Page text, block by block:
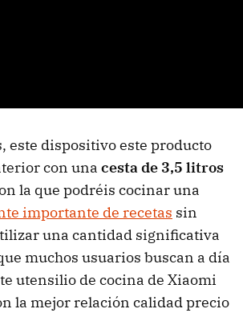
este dispositivo este producto
con una cesta de 3,5 litros
la que podréis cocinar una
importante de recetas sin
una cantidad significativa
muchos usuarios buscan a día
utensilio de cocina de Xiaomi
la mejor relación calidad precio